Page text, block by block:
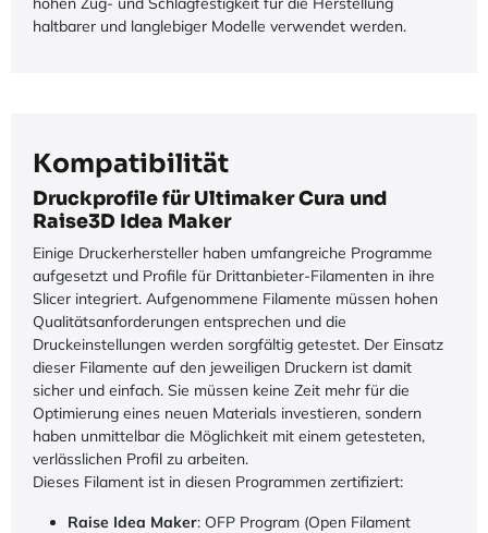
haltbarer und langlebiger Modelle verwendet werden.
Kompatibilität
Druckprofile für Ultimaker Cura und
Raise3D Idea Maker
Einige Druckerhersteller haben umfangreiche Programme
aufgesetzt und Profile für Drittanbieter-Filamenten in ihre
Slicer integriert. Aufgenommene Filamente müssen hohen
Qualitätsanforderungen entsprechen und die
Druckeinstellungen werden sorgfältig getestet. Der Einsatz
dieser Filamente auf den jeweiligen Druckern ist damit
sicher und einfach. Sie müssen keine Zeit mehr für die
Optimierung eines neuen Materials investieren, sondern
haben unmittelbar die Möglichkeit mit einem getesteten,
verlässlichen Profil zu arbeiten.
Dieses Filament ist in diesen Programmen zertifiziert:
Raise Idea Maker: OFP Program (Open Filament